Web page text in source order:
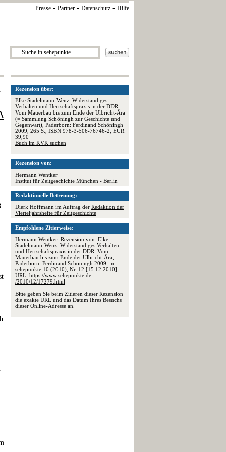
Presse - Partner - Datenschutz - Hilfe
Rezension über:
Elke Stadelmann-Wenz: Widerständiges
Verhalten und Herrschaftspraxis in der DDR.
Vom Mauerbau bis zum Ende der Ulbricht-Ära
(= Sammlung Schöningh zur Geschichte und
Gegenwart), Paderborn: Ferdinand Schöningh
2009, 265 S., ISBN 978-3-506-76746-2, EUR
39,90
Buch im KVK suchen
Rezension von:
Hermann Wentker
Institut für Zeitgeschichte München - Berlin
Redaktionelle Betreuung:
Dierk Hoffmann im Auftrag der Redaktion der
Vierteljahrshefte für Zeitgeschichte
Empfohlene Zitierweise:
Hermann Wentker: Rezension von: Elke
Stadelmann-Wenz: Widerständiges Verhalten
und Herrschaftspraxis in der DDR. Vom
Mauerbau bis zum Ende der Ulbricht-Ära,
Paderborn: Ferdinand Schöningh 2009, in:
sehepunkte 10 (2010), Nr. 12 [15.12.2010],
URL: https://www.sehepunkte.de
/2010/12/17279.html
Bitte geben Sie beim Zitieren dieser Rezension
die exakte URL und das Datum Ihres Besuchs
dieser Online-Adresse an.